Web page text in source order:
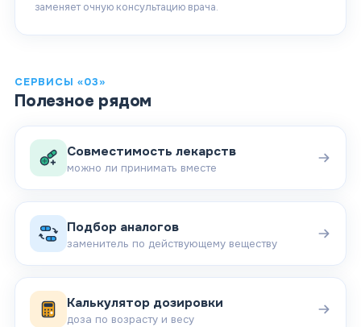
заменяет очную консультацию врача.
СЕРВИСЫ «03»
Полезное рядом
Совместимость лекарств
можно ли принимать вместе
Подбор аналогов
заменитель по действующему веществу
Калькулятор дозировки
доза по возрасту и весу